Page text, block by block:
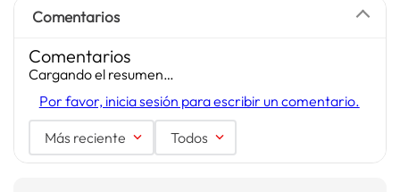
Comentarios
Comentarios
Cargando el resumen…
Por favor, inicia sesión para escribir un comentario.
Más reciente Todos